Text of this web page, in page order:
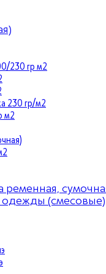
230 гр м2
230 гр/м2
м2
ременная,
(смесовые)